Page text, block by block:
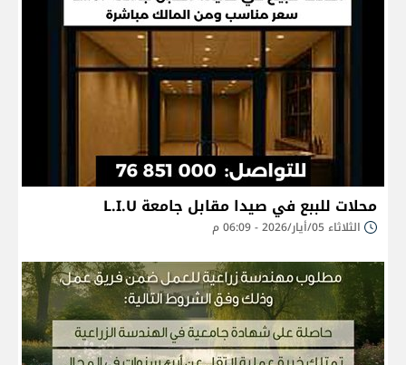
محلات للببع في صيدا مقابل جامعة L.I.U
الثلاثاء 05/أيار/2026 - 06:09 م